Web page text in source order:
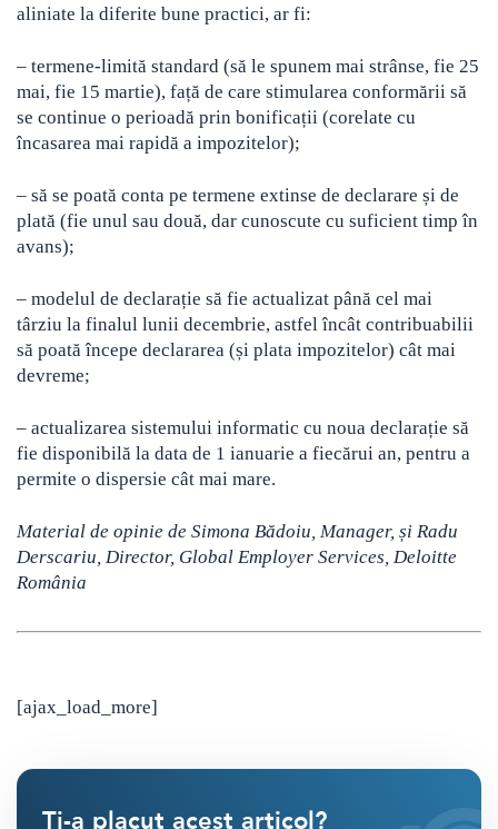
aliniate la diferite bune practici, ar fi:
– termene-limită standard (să le spunem mai strânse, fie 25
mai, fie 15 martie), față de care stimularea conformării să
se continue o perioadă prin bonificații (corelate cu
încasarea mai rapidă a impozitelor);
– să se poată conta pe termene extinse de declarare și de
plată (fie unul sau două, dar cunoscute cu suficient timp în
avans);
– modelul de declarație să fie actualizat până cel mai
târziu la finalul lunii decembrie, astfel încât contribuabilii
să poată începe declararea (și plata impozitelor) cât mai
devreme;
– actualizarea sistemului informatic cu noua declarație să
fie disponibilă la data de 1 ianuarie a fiecărui an, pentru a
permite o dispersie cât mai mare.
Material de opinie de Simona Bădoiu, Manager, și Radu
Derscariu, Director, Global Employer Services, Deloitte
România
[ajax_load_more]
Ti-a placut acest articol?